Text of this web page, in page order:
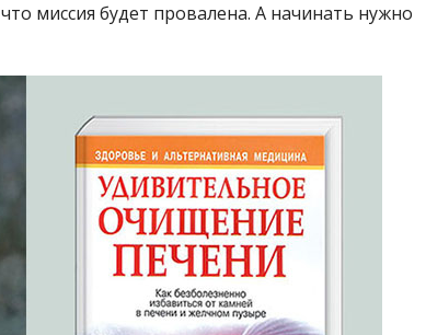
миссия будет провалена. А начинать нужно